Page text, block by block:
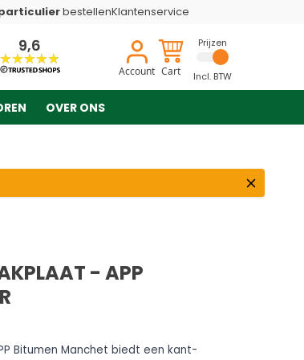
bestellenKlantenservice
9,6
Account Cart
Prijzen
Incl. BTW
OVER ONS
Bitumen Manchet biedt een kant-
dakdoorvoer, ideaal